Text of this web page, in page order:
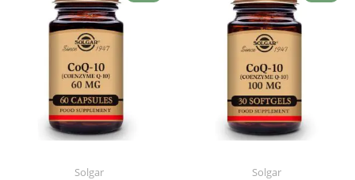
Solgar
Solgar